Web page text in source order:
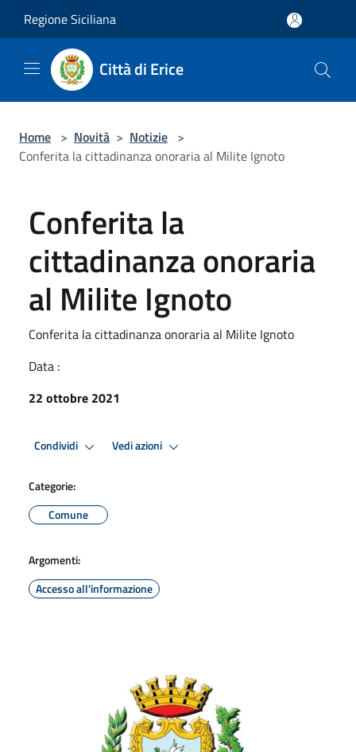
Regione Siciliana
Città di Erice
Home > Novità > Notizie >
Conferita la cittadinanza onoraria al Milite Ignoto
Conferita la
cittadinanza onoraria
al Milite Ignoto
Conferita la cittadinanza onoraria al Milite Ignoto
Data :
22 ottobre 2021
Condividi Vedi azioni
Categorie:
Comune
Argomenti:
Accesso all'informazione